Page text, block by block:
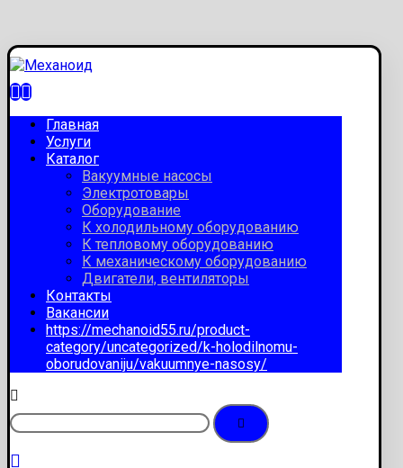
Главная
Услуги
Каталог
Вакуумные насосы
Электротовары
Оборудование
К холодильному оборудованию
К тепловому оборудованию
К механическому оборудованию
Двигатели, вентиляторы
Контакты
Вакансии
https://mechanoid55.ru/product-
category/uncategorized/k-holodilnomu-
oborudovaniju/vakuumnye-nasosy/